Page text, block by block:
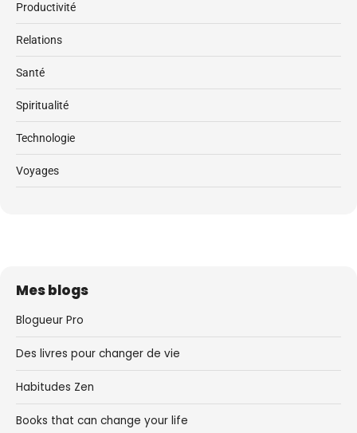
Productivité
Relations
Santé
Spiritualité
Technologie
Voyages
Mes blogs
Blogueur Pro
Des livres pour changer de vie
Habitudes Zen
Books that can change your life